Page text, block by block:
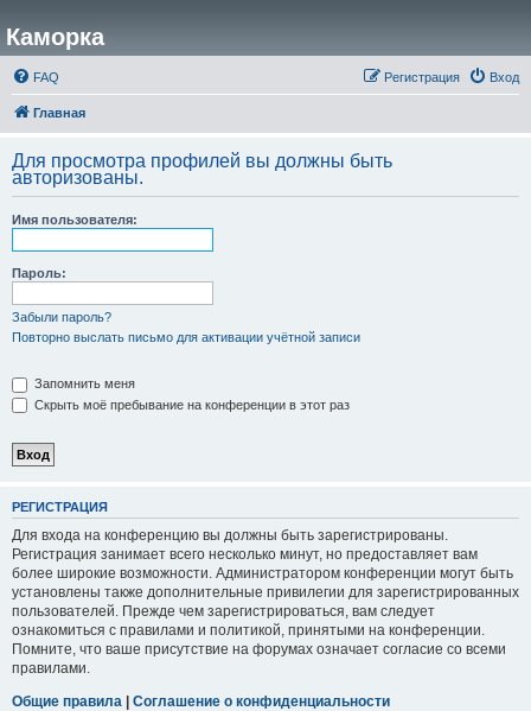
Каморка
FAQ Вход
Регистрация
Главная
Для просмотра профилей вы должны быть
авторизованы.
Имя пользователя:
Пароль:
Забыли пароль?
Повторно выслать письмо для активации учётной записи
Запомнить меня
Скрыть моё пребывание на конференции в этот раз
РЕГИСТРАЦИЯ
Для входа на конференцию вы должны быть зарегистрированы.
Регистрация занимает всего несколько минут, но предоставляет вам
более широкие возможности. Администратором конференции могут быть
установлены также дополнительные привилегии для зарегистрированных
пользователей. Прежде чем зарегистрироваться, вам следует
ознакомиться с правилами и политикой, принятыми на конференции.
Помните, что ваше присутствие на форумах означает согласие со всеми
правилами.
Общие правила | Соглашение о конфиденциальности